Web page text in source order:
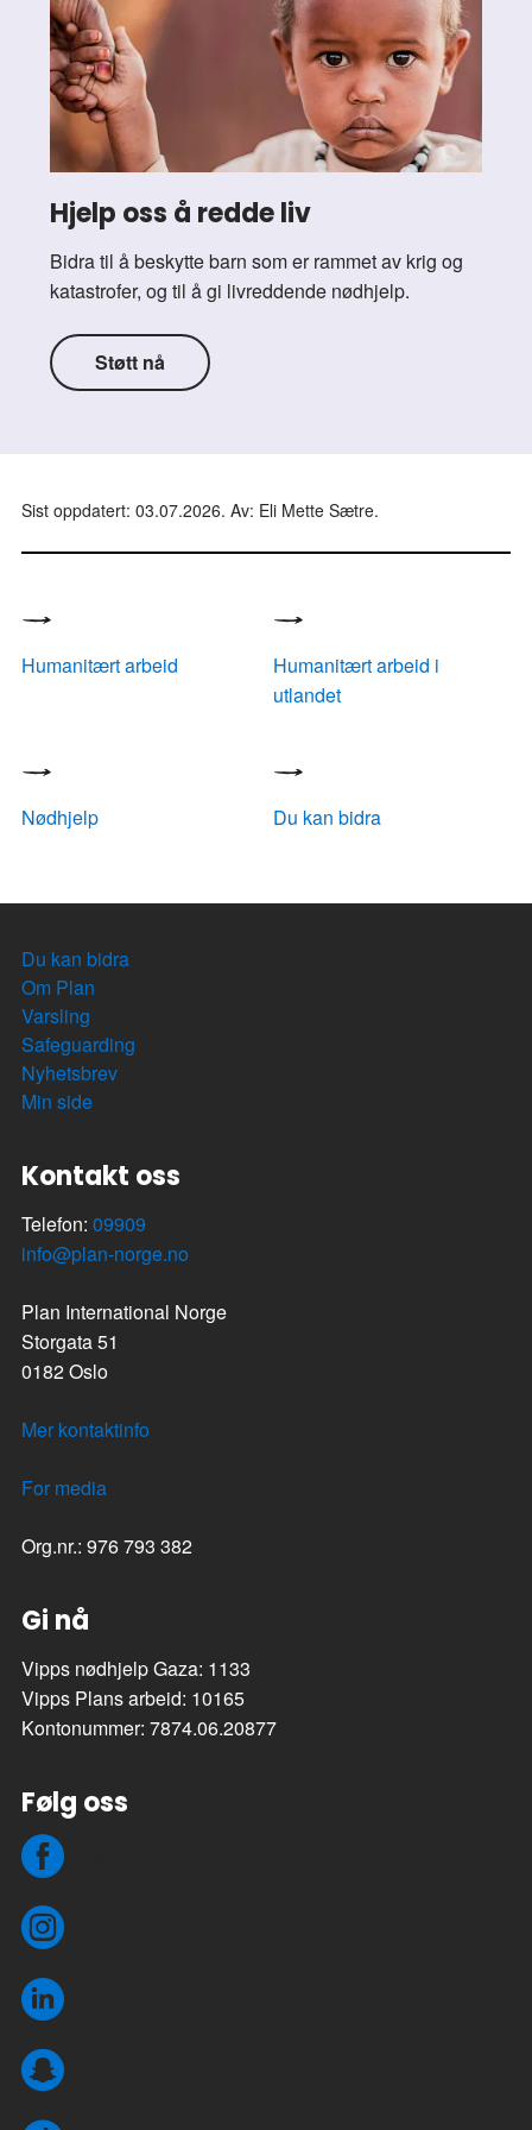
Hjelp oss å redde liv
Bidra til å beskytte barn som er rammet av krig og
katastrofer, og til å gi livreddende nødhjelp.
Støtt nå
Sist oppdatert: 03.07.2026. Av: Eli Mette Sætre.
Humanitært arbeid
Humanitært arbeid i
utlandet
Nødhjelp Du kan bidra
Du kan bidra
Om Plan
Varsling
Safeguarding
Nyhetsbrev
Min side
Kontakt oss
Telefon: 09909
info@plan-norge.no
Plan International Norge
Storgata 51
0182 Oslo
Mer kontaktinfo
For media
Org.nr.: 976 793 382
Gi nå
Vipps nødhjelp Gaza: 1133
Vipps Plans arbeid: 10165
Kontonummer: 7874.06.20877
Følg oss